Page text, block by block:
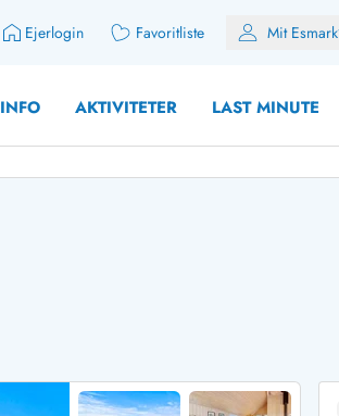
Ejerlogin Favoritliste Mit Esmark
INFO AKTIVITETER LAST MINUTE
Sommerhuse i påskeferien